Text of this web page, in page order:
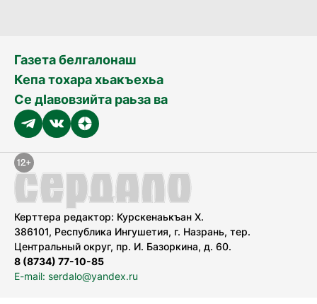
Газета белгалонаш
Кепа тохара хьакъехьа
Се дӀавовзийта раьза ва
Керттера редактор: Курскенаькъан Х.
386101, Республика Ингушетия, г. Назрань, тер.
Центральный округ, пр. И. Базоркина, д. 60.
8 (8734) 77-10-85
E-mail: serdalo@yandex.ru